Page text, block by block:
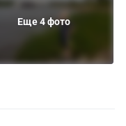
Еще 4 фото